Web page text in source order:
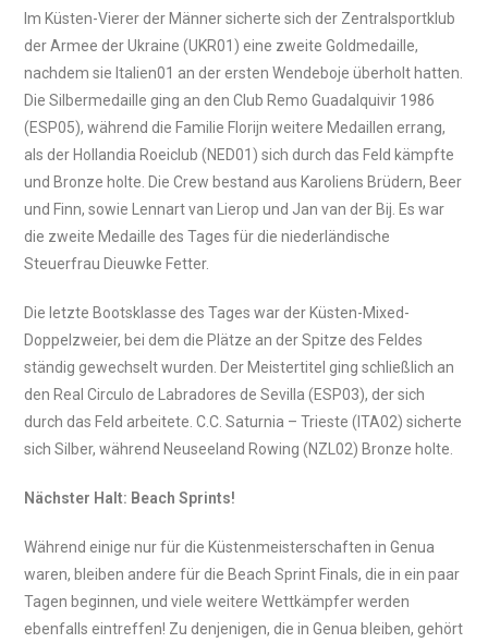
Im Küsten-Vierer der Männer sicherte sich der Zentralsportklub
der Armee der Ukraine (UKR01) eine zweite Goldmedaille,
nachdem sie Italien01 an der ersten Wendeboje überholt hatten.
Die Silbermedaille ging an den Club Remo Guadalquivir 1986
(ESP05), während die Familie Florijn weitere Medaillen errang,
als der Hollandia Roeiclub (NED01) sich durch das Feld kämpfte
und Bronze holte. Die Crew bestand aus Karoliens Brüdern, Beer
und Finn, sowie Lennart van Lierop und Jan van der Bij. Es war
die zweite Medaille des Tages für die niederländische
Steuerfrau Dieuwke Fetter.
Die letzte Bootsklasse des Tages war der Küsten-Mixed-
Doppelzweier, bei dem die Plätze an der Spitze des Feldes
ständig gewechselt wurden. Der Meistertitel ging schließlich an
den Real Circulo de Labradores de Sevilla (ESP03), der sich
durch das Feld arbeitete. C.C. Saturnia – Trieste (ITA02) sicherte
sich Silber, während Neuseeland Rowing (NZL02) Bronze holte.
Nächster Halt: Beach Sprints!
Während einige nur für die Küstenmeisterschaften in Genua
waren, bleiben andere für die Beach Sprint Finals, die in ein paar
Tagen beginnen, und viele weitere Wettkämpfer werden
ebenfalls eintreffen! Zu denjenigen, die in Genua bleiben, gehört